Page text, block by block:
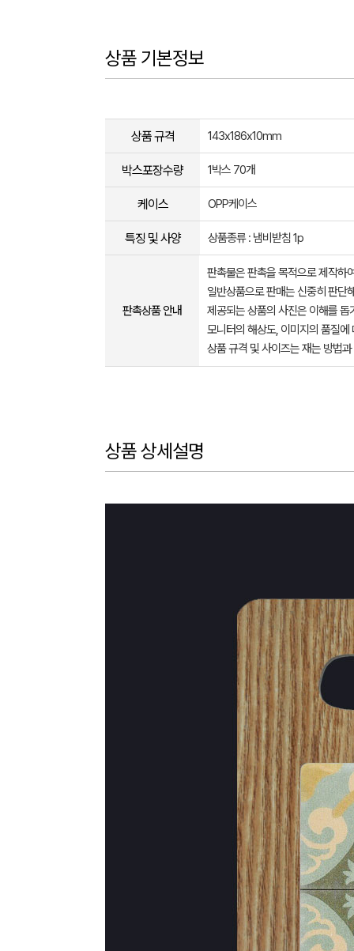
상품 기본정보
상품 규격 143x186x10mm
박스포장수량 1박스 70개
케이스 OPP케이스
특징 및 사양 상품종류 : 냄비받침 1p
판촉상품 안내
판촉물은 판촉을 목적으로 제작하
일반상품으로 판매는 신중히 판단
제공되는 상품의 사진은 이해를
모니터의 해상도, 이미지의 품질
상품 규격 및 사이즈는 재는 방법
상품 상세설명